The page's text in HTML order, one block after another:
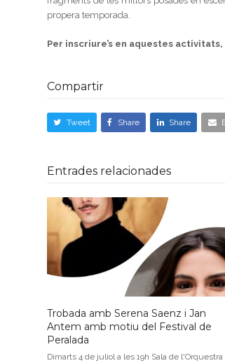
propera temporada.
Per inscriure’s en aquestes activitats,
Compartir
Tweet Share Share
Entrades relacionades
Trobada amb Serena Saenz i Jan
Antem amb motiu del Festival de
Peralada
Dimarts 4 de juliol a les 19h Sala de l'Orquestra